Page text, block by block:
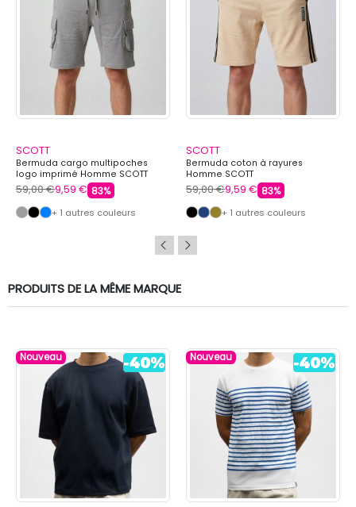
SCOTT
Bermuda cargo multipoches
logo imprimé Homme SCOTT
59,00 €9,59 € 83%
+ 1 autres couleurs
SCOTT
Bermuda coton à rayures
Homme SCOTT
59,00 €9,59 € 83%
+ 1 autres couleurs
PRODUITS DE LA MÊME MARQUE
Nouveau Nouveau